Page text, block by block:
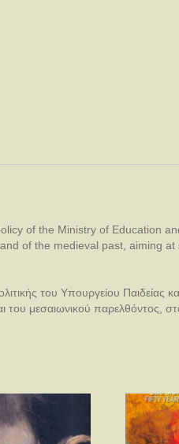
of the Ministry of Education
of the medieval past, aiming
του Υπουργείου Παιδείας και
του μεσαιωνικού παρελθόντος,